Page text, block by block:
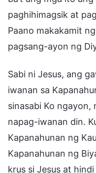
paghihimagsik at
Paano makakamit
pagsang-ayon ng
Sabi ni Jesus, ang
iwanan sa
sinasabi Ko ngayon,
napag-iwanan din.
Kapanahunan ng
Kapanahunan ng
krus si Jesus at